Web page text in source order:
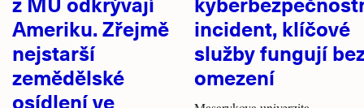
Ameriku. Zřejmě
nejstarší
zemědělské
osídlení ve
incident, klíčové
služby fungují
omezení